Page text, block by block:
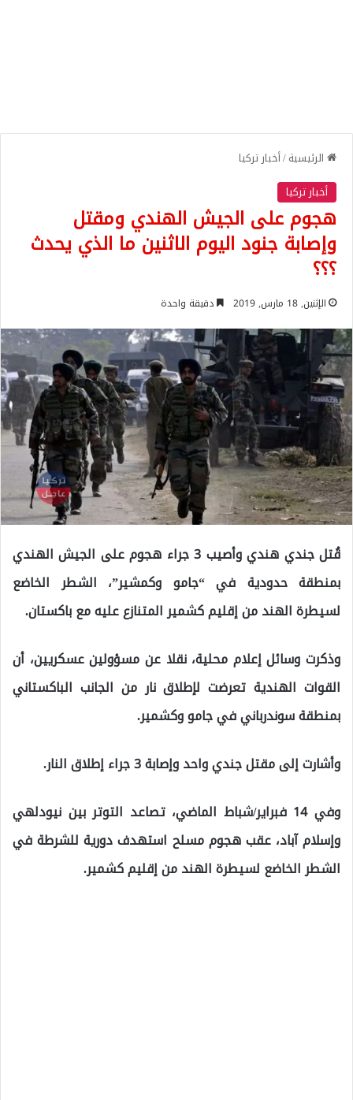
الرئيسية/أخبار تركيا
أخبار تركيا
هجوم على الجيش الهندي ومقتل
وإصابة جنود اليوم الاثنين ما الذي يحدث
؟؟؟
الإثنين, 18 مارس, 2019 دقيقة واحدة
قُتل جندي هندي وأصيب 3 جراء هجوم على الجيش الهندي
بمنطقة حدودية في “جامو وكمشير”، الشطر الخاضع
لسيطرة الهند من إقليم كشمير المتنازع عليه مع باكستان.
وذكرت وسائل إعلام محلية، نقلا عن مسؤولين عسكريين، أن
القوات الهندية تعرضت لإطلاق نار من الجانب الباكستاني
بمنطقة سوندرباني في جامو وكشمير.
وأشارت إلى مقتل جندي واحد وإصابة 3 جراء إطلاق النار.
وفي 14 فبراير/شباط الماضي، تصاعد التوتر بين نيودلهي
وإسلام آباد، عقب هجوم مسلح استهدف دورية للشرطة في
الشطر الخاضع لسيطرة الهند من إقليم كشمير.